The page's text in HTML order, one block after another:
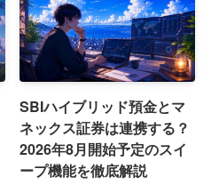
SBIハイブリッド預金とマ
ネックス証券は連携する？
2026年8月開始予定のスイ
ープ機能を徹底解説